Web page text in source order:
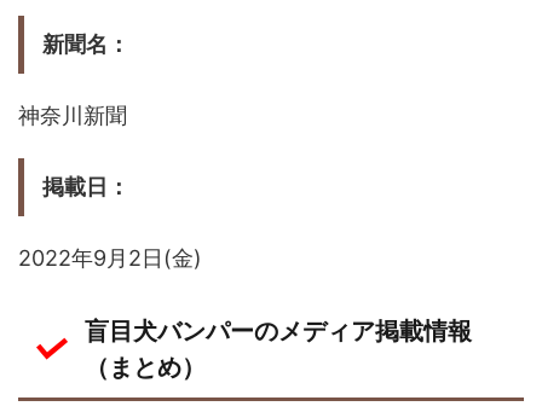
新聞名：
神奈川新聞
掲載日：
2022年9月2日(金)
盲目犬バンパーのメディア掲載情報
（まとめ）